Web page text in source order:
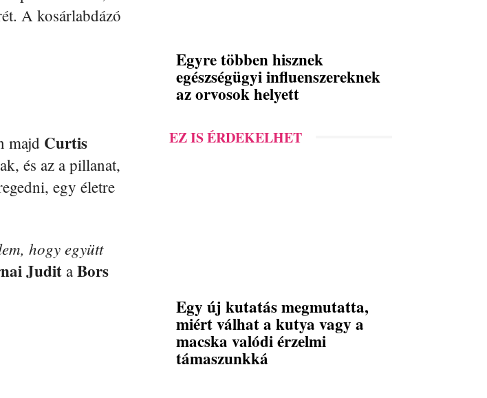
A kosárlabdázó
majd Curtis
és az a pillanat,
egy életre
hogy együtt
Judita Bors
Egyre többen hisznek
egészségügyi influenszereknek
az orvosok helyett
EZ IS ÉRDEKELHET
Egy új kutatás megmutatta,
miért válhat a kutya vagy a
macska valódi érzelmi
támaszunkká